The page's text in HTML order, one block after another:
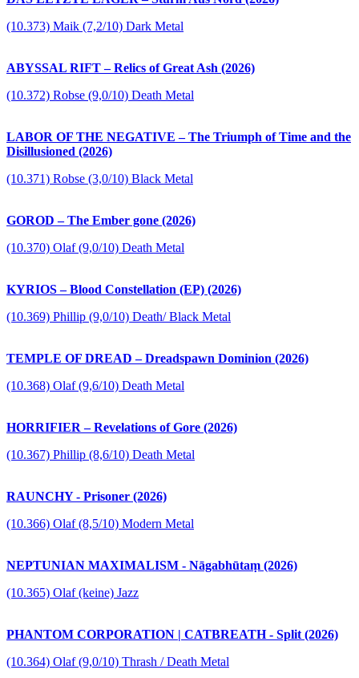
(10.373) Maik (7,2/10) Dark Metal
ABYSSAL RIFT – Relics of Great Ash (2026)
(10.372) Robse (9,0/10) Death Metal
LABOR OF THE NEGATIVE – The Triumph of Time and the
Disillusioned (2026)
(10.371) Robse (3,0/10) Black Metal
GOROD – The Ember gone (2026)
(10.370) Olaf (9,0/10) Death Metal
KYRIOS – Blood Constellation (EP) (2026)
(10.369) Phillip (9,0/10) Death/ Black Metal
TEMPLE OF DREAD – Dreadspawn Dominion (2026)
(10.368) Olaf (9,6/10) Death Metal
HORRIFIER – Revelations of Gore (2026)
(10.367) Phillip (8,6/10) Death Metal
RAUNCHY - Prisoner (2026)
(10.366) Olaf (8,5/10) Modern Metal
NEPTUNIAN MAXIMALISM - Nāgabhūtaṃ (2026)
(10.365) Olaf (keine) Jazz
PHANTOM CORPORATION | CATBREATH - Split (2026)
(10.364) Olaf (9,0/10) Thrash / Death Metal